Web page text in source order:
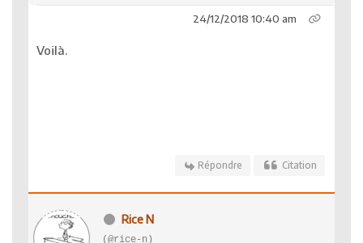
24/12/2018 10:40 am
Voilà.
Répondre Citation
Rice N
(@rice-n)